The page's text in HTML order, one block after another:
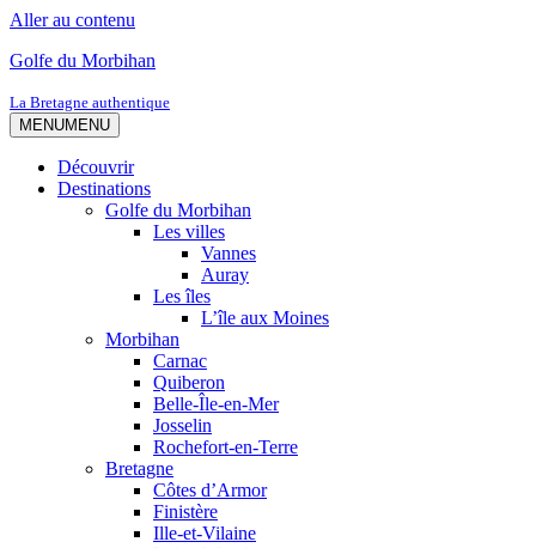
Aller au contenu
Golfe du Morbihan
La Bretagne authentique
MENUMENU
Découvrir
Destinations
Golfe du Morbihan
Les villes
Vannes
Auray
Les îles
L’île aux Moines
Morbihan
Carnac
Quiberon
Belle-Île-en-Mer
Josselin
Rochefort-en-Terre
Bretagne
Côtes d’Armor
Finistère
Ille-et-Vilaine